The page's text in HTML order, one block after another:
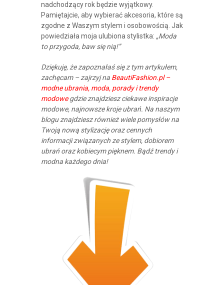
nadchodzący rok będzie wyjątkowy.
Pamiętajcie, aby wybierać akcesoria, które są
zgodne z Waszym stylem i osobowością. Jak
powiedziała moja ulubiona stylistka: „Moda
to przygoda, baw się nią!”
Dziękuję, że zapoznałaś się z tym artykułem,
zachęcam – zajrzyj na BeautiFashion.pl –
modne ubrania, moda, porady i trendy
modowegdzie znajdziesz ciekawe inspiracje
modowe, najnowsze kroje ubrań. Na naszym
blogu znajdziesz również wiele pomysłów na
Twoją nową stylizację oraz cennych
informacji związanych ze stylem, dobiorem
ubrań oraz kobiecym pięknem. Bądź trendy i
modna każdego dnia!